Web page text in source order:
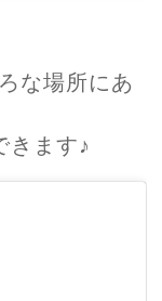
な場所にあ
きます♪